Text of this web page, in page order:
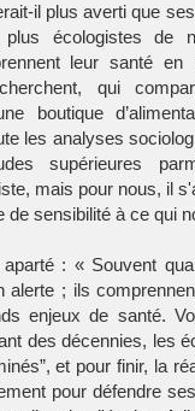
il plus averti que
écologistes de
leur santé en
qui
boutique
les analyses
supérieures
mais pour nous, il
de sensibilité à ce qui
: « Souvent
alerte ; ils
enjeux de santé.
des décennies, les
et pour finir, la
pour défendre